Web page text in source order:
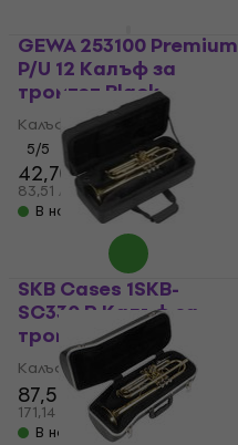
GEWA 253100 Premium
P/U 12 Калъф за
тромпет Black
Калъф за тромпет
5/5
42,70 €
83,51 лв
В наличност
SKB Cases 1SKB-
SC330 R Калъф за
тромпет
Калъф за тромпет
87,50 €
171,14 лв
В наличност